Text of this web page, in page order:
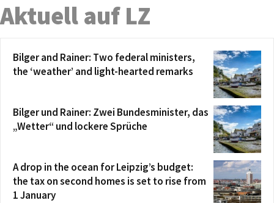
Aktuell auf LZ
Bilger and Rainer: Two federal ministers,
the ‘weather’ and light-hearted remarks
Bilger und Rainer: Zwei Bundesminister, das
„Wetter“ und lockere Sprüche
A drop in the ocean for Leipzig’s budget:
the tax on second homes is set to rise from
1 January